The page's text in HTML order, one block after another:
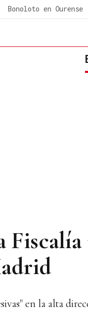
Bonoloto en Ourense
en la alta